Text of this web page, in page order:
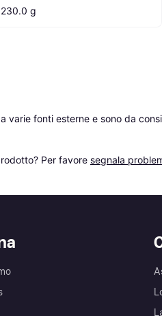
230.0 g
varie fonti esterne e sono da
Per favore segnala